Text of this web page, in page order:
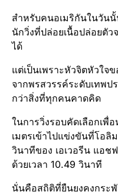
สำหรับคนอเมริกันในวัน
นักวิ่งที่ปล่อยเนื้อปล่อยตั
ได้
แต่เป็นเพราะหัวจิต​หัวใจ​
จากพรสวรรค์​ระดับเทพป
กว่าสิ่งที่ทุกคนคาดคิด
ในการวิ่งรอบคัดเลือก​เพื่
เมตรเข้าไปแข่งขัน​ที่โอลิ
วินาทีของ เอเวอรีน แอช
ด้วยเวลา 10.49 วินาที
นั่นคือสถิติที่ยืนยง​คงกร